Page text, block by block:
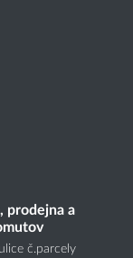
prodejna a
č.parcely